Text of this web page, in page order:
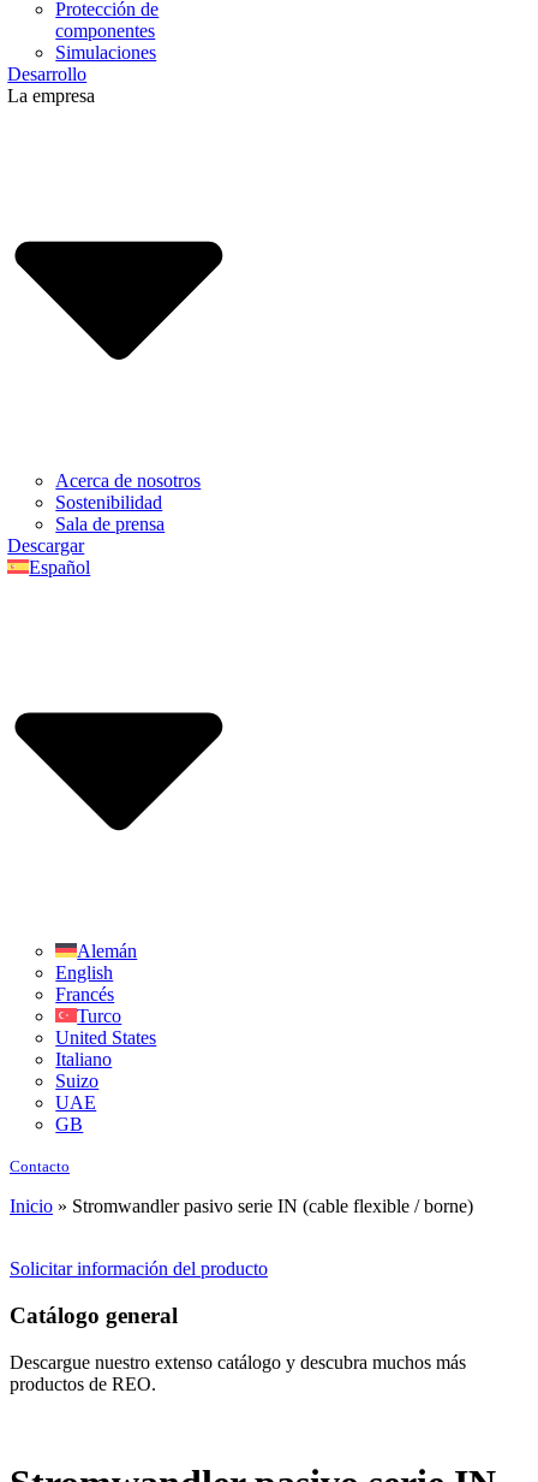
Protección de
componentes
Simulaciones
Desarrollo
La empresa
Acerca de nosotros
Sostenibilidad
Sala de prensa
Descargar
Español
Alemán
English
Francés
Turco
United States
Italiano
Suizo
UAE
GB
Contacto
Inicio » Stromwandler pasivo serie IN (cable flexible / borne)
Solicitar información del producto
Catálogo general
Descargue nuestro extenso catálogo y descubra muchos más
productos de REO.